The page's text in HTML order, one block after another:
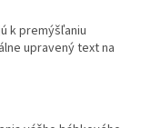
k premýšľaniu
upravený text na